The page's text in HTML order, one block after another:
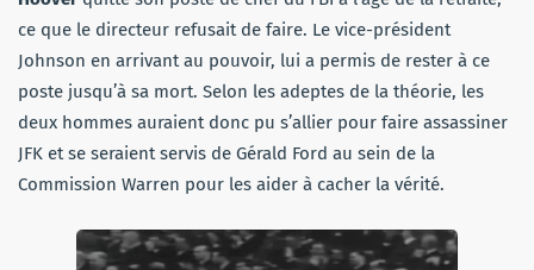
ce que le directeur refusait de faire. Le vice-président
Johnson en arrivant au pouvoir, lui a permis de rester à ce
poste jusqu’à sa mort. Selon les adeptes de la théorie, les
deux hommes auraient donc pu s’allier pour faire assassiner
JFK et se seraient servis de Gérald Ford au sein de la
Commission Warren pour les aider à cacher la vérité.